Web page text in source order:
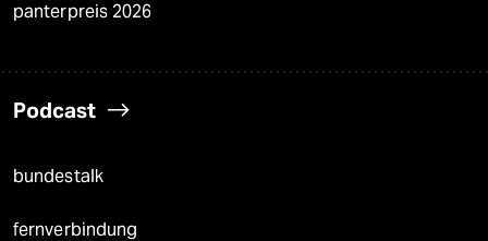
panterpreis 2026
Podcast
bundestalk
fernverbindung